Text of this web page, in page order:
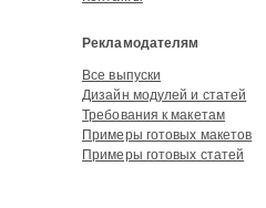
Рекламодателям
Все выпуски
Дизайн модулей и статей
Требования к макетам
Примеры готовых макетов
Примеры готовых статей